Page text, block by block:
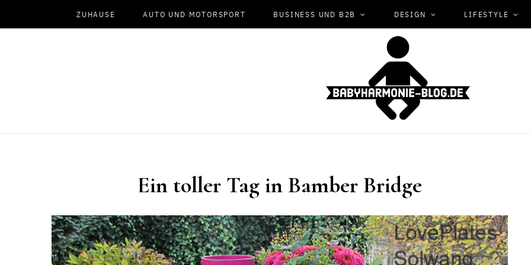
ZUHAUSE AUTO UND MOTORSPORT BUSINESS UND B2B DESIGN LIFESTYLE
Ein toller Tag in Bamber Bridgeselbstklebenden Dichtungen